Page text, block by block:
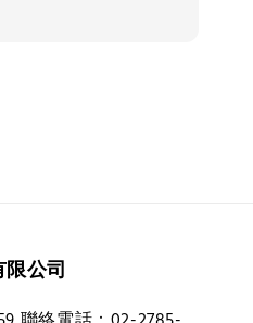
公司